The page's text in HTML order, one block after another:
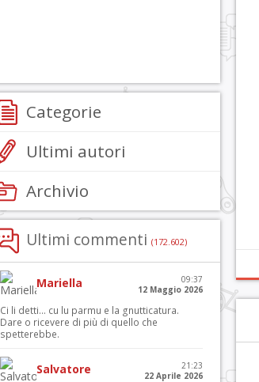
Categorie
Ultimi autori
Archivio
Ultimi commenti (172.602)
Mariella
09:37
12 Maggio 2026
Ci li detti… cu lu parmu e la gnutticatura.
Dare o ricevere di più di quello che
spetterebbe.
Salvatore
21:23
22 Aprile 2026